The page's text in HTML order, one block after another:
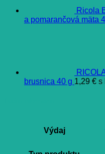
Ricola
a pomarančová mäta
brusnica 40 g 1,29 € s
Výdaj